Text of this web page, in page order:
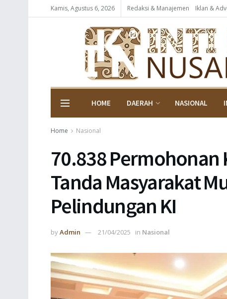
Kamis, Agustus 6, 2026 Redaksi & Manajemen Iklan &
HOME DAERAH NASIONAL
Home Nasional
70.838 Permohonan
Tanda Masyarakat
Pelindungan KI
byAdmin 21/04/2025 in Nasional